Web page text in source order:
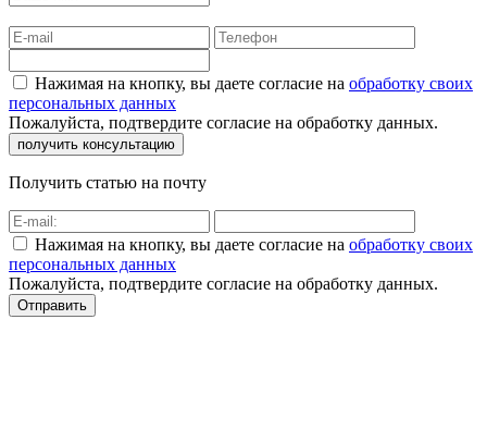
Нажимая на кнопку, вы даете согласие на обработку своих
персональных данных
Пожалуйста, подтвердите согласие на обработку данных.
Получить статью на почту
Нажимая на кнопку, вы даете согласие на обработку своих
персональных данных
Пожалуйста, подтвердите согласие на обработку данных.